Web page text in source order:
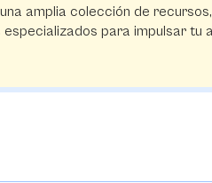
amplia colección de
para impulsar tu